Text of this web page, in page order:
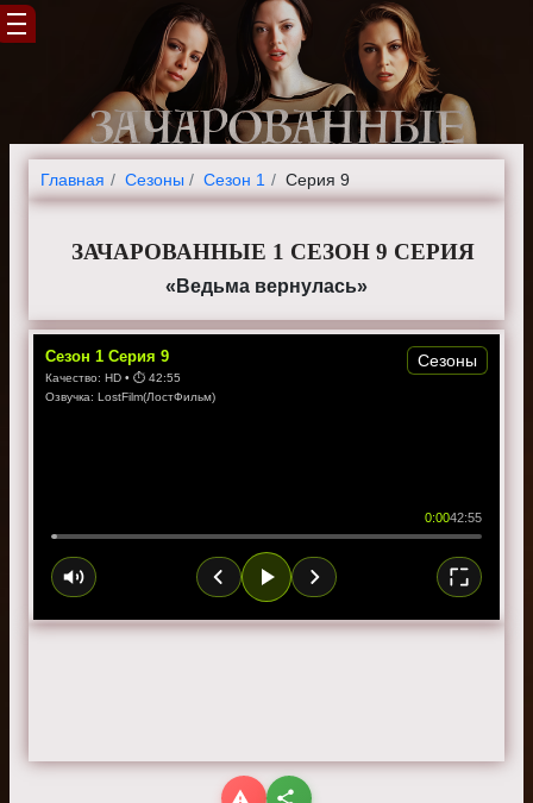
Главная Cезоны Сезон 1 Серия 9
ЗАЧАРОВАННЫЕ 1 СЕЗОН 9 СЕРИЯ
«Ведьма вернулась»
Сезон 1 Серия 9
Качество: HD • ⏱ 42:55
Озвучка: LostFilm(ЛостФильм)
0:0042:55
Сезоны